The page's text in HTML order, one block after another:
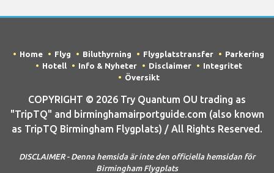
Home Flyg Biluthyrning Flygplatstransfer
Parkering
Hotell
Info & Nyheter Disclaimer
Integritet
Översikt
COPYRIGHT © 2026 Try Quantum OU trading as
"TripTQ" and birminghamairportguide.com (also known
as TripTQ Birmingham Flygplats) / All Rights Reserved.
DISCLAIMER - Denna hemsida är inte den officiella hemsidan för
Birmingham Flygplats